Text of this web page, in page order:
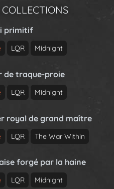
COLLECTIONS
primitif
LQR Midnight
de traque-proie
LQR Midnight
royal de grand maître
LQR The War Within
forgé par la haine
LQR Midnight